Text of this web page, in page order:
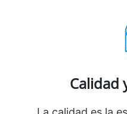
Calidad